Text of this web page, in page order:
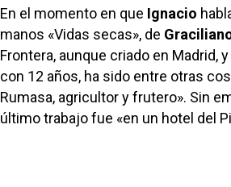
En el momento en que Ignacio
manos «Vidas secas», de
Frontera, aunque criado en Madrid,
con 12 años, ha sido entre otras
Rumasa, agricultor y frutero». Sin
último trabajo fue «en un hotel del